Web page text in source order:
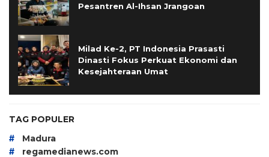
Pesantren Al-Ihsan Jrangoan
Milad Ke-2, PT Indonesia Prasasti
Dinasti Fokus Perkuat Ekonomi dan
Kesejahteraan Umat
TAG POPULER
# Madura
# regamedianews.com